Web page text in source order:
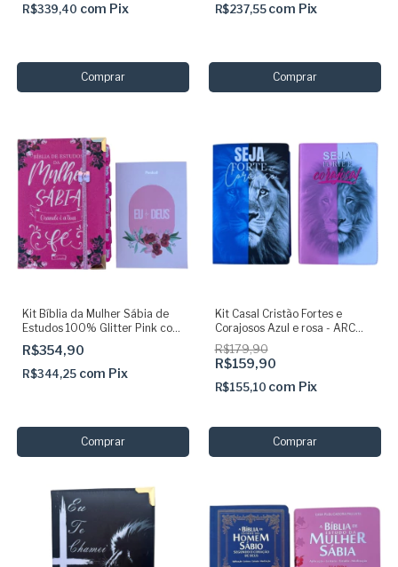
R$339,40 com Pix R$237,55 com Pix
Kit Bíblia da Mulher Sábia de
Estudos 100% Glitter Pink com
Abas + Eu e Deus flor vermelha
R$354,90
R$344,25 com Pix
Kit Casal Cristão Fortes e
Corajosos Azul e rosa - ARC
Letras Grandes Com Harpa e
Indice
R$179,90
R$159,90
R$155,10 com Pix